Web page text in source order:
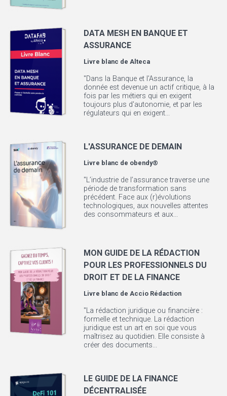
DATA MESH EN BANQUE ET
ASSURANCE
Livre blanc de Alteca
"Dans la Banque et l'Assurance, la
donnée est devenue un actif critique, à la
fois par les métiers qui en exigent
toujours plus d'autonomie, et par les
régulateurs qui en exigent...
L'ASSURANCE DE DEMAIN
Livre blanc de obendy®
"L’industrie de l’assurance traverse une
période de transformation sans
précédent. Face aux (r)évolutions
technologiques, aux nouvelles attentes
des consommateurs et aux...
MON GUIDE DE LA RÉDACTION
POUR LES PROFESSIONNELS DU
DROIT ET DE LA FINANCE
Livre blanc deAccio Rédaction
"La rédaction juridique ou financière :
formelle et technique. La rédaction
juridique est un art en soi que vous
maîtrisez au quotidien. Elle consiste à
créer des documents...
LE GUIDE DE LA FINANCE
DÉCENTRALISÉE